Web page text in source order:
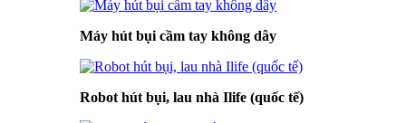
Máy hút bụi cầm tay không dây
Robot hút bụi, lau nhà Ilife (quốc tế)